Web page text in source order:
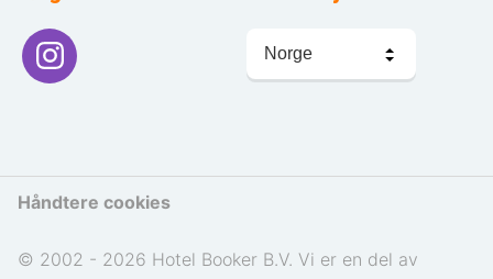
Håndtere cookies
© 2002 - 2026 Hotel Booker B.V. Vi er en del av